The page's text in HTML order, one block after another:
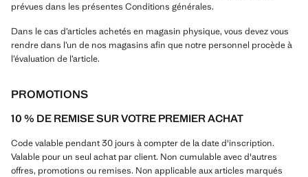
prévues dans les présentes Conditions générales.
Dans le cas d’articles achetés en magasin physique, vous devez vous
rendre dans l’un de nos magasins afin que notre personnel procède à
l’évaluation de l’article.
PROMOTIONS
10 % DE REMISE SUR VOTRE PREMIER ACHAT
Code valable pendant 30 jours à compter de la date d'inscription.
Valable pour un seul achat par client. Non cumulable avec d'autres
offres, promotions ou remises. Non applicable aux articles marqués